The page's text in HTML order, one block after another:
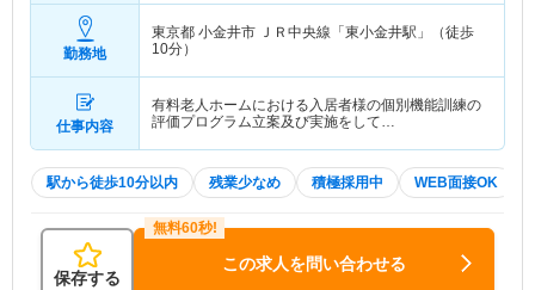
勤務地
東京都 小金井市 ＪＲ中央線「東小金井駅」（徒歩
10分）
仕事内容
有料老人ホームにおける入居者様の個別機能訓練の
評価プログラム立案及び実施をして…
駅から徒歩10分以内 残業少なめ 積極採用中 WEB面接OK
保存する
この求人を問い合わせる